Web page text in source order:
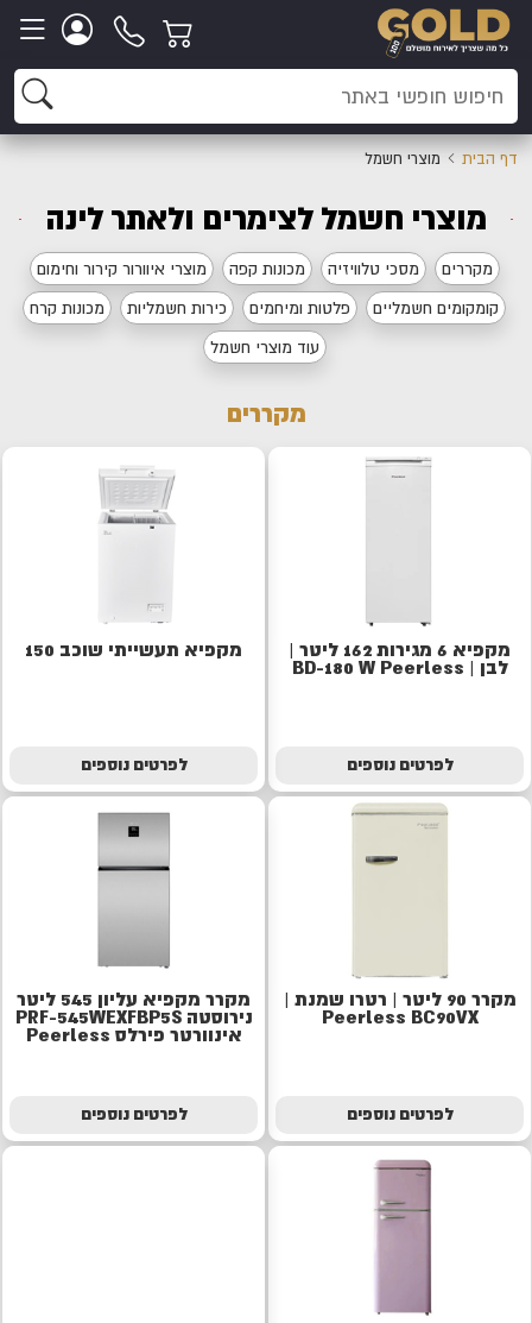
דף הבית מוצרי חשמל
מוצרי חשמל לצימרים ולאתר לינה
מקררים מסכי טלוויזיה מכונות קפה מוצרי איוורור קירור וחימום
קומקומים חשמליים פלטות ומיחמים כירות חשמליות מכונות קרח
עוד מוצרי חשמל
מקררים
מקפיא 6 מגירות 162 ליטר |
לבן | BD-180 W Peerless
לפרטים נוספים
מקפיא תעשייתי שוכב 150
לפרטים נוספים
מקרר 90 ליטר | רטרו שמנת |
Peerless BC90VX
לפרטים נוספים
מקרר מקפיא עליון 545 ליטר
נירוסטה PRF-545WEXFBP5S
אינוורטר פירלס Peerless
לפרטים נוספים